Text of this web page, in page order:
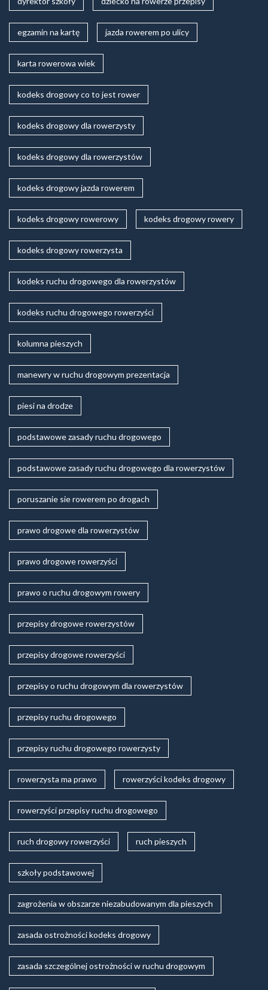
egzamin na kartę jazda rowerem po ulicy
karta rowerowa wiek
kodeks drogowy co to jest rower
kodeks drogowy dla rowerzysty
kodeks drogowy dla rowerzystów
kodeks drogowy jazda rowerem
kodeks drogowy rowerowy kodeks drogowy rowery
kodeks drogowy rowerzysta
kodeks ruchu drogowego dla rowerzystów
kodeks ruchu drogowego rowerzyści
kolumna pieszych
manewry w ruchu drogowym prezentacja
piesi na drodze
podstawowe zasady ruchu drogowego
podstawowe zasady ruchu drogowego dla rowerzystów
poruszanie sie rowerem po drogach
prawo drogowe dla rowerzystów
prawo drogowe rowerzyści
prawo o ruchu drogowym rowery
przepisy drogowe rowerzystów
przepisy drogowe rowerzyści
przepisy o ruchu drogowym dla rowerzystów
przepisy ruchu drogowego
przepisy ruchu drogowego rowerzysty
rowerzysta ma prawo rowerzyści kodeks drogowy
rowerzyści przepisy ruchu drogowego
ruch drogowy rowerzyści ruch pieszych
szkoły podstawowej
zagrożenia w obszarze niezabudowanym dla pieszych
zasada ostrożności kodeks drogowy
zasada szczególnej ostrożności w ruchu drogowym